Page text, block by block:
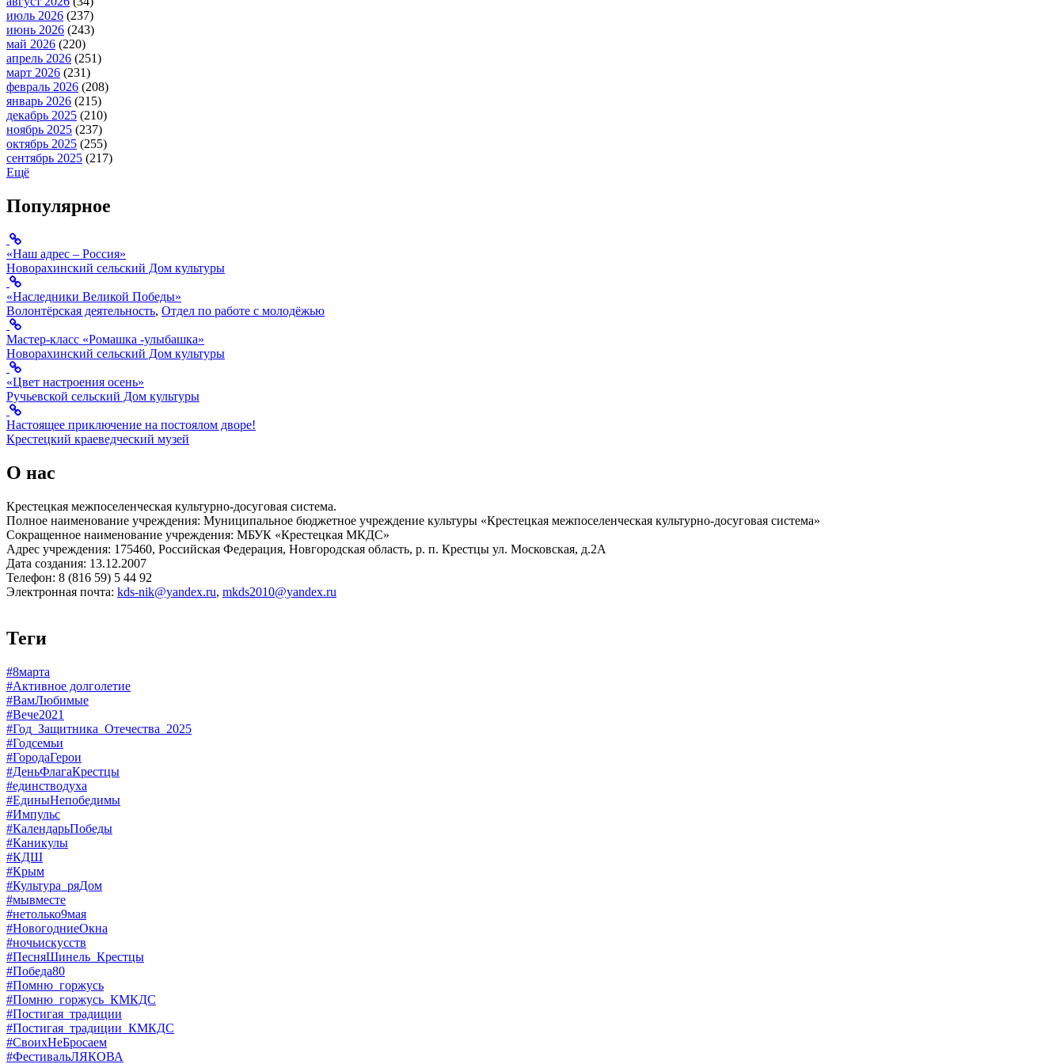
июль 2026 (237)
июнь 2026 (243)
май 2026 (220)
апрель 2026 (251)
март 2026 (231)
февраль 2026 (208)
январь 2026 (215)
декабрь 2025 (210)
ноябрь 2025 (237)
октябрь 2025 (255)
сентябрь 2025 (217)
Ещё
Популярное
«Наш адрес – Россия»
Новорахинский сельский Дом культуры
«Наследники Великой Победы»
Волонтёрская деятельность, Отдел по работе с молодёжью
Мастер-класс «Ромашка -улыбашка»
Новорахинский сельский Дом культуры
«Цвет настроения осень»
Ручьевской сельский Дом культуры
Настоящее приключение на постоялом дворе!
Крестецкий краеведческий музей
О нас
Крестецкая межпоселенческая культурно-досуговая система.
Полное наименование учреждения: Муниципальное бюджетное учреждение культуры «Крестецкая межпоселенческая культурно-досуговая система»
Сокращенное наименование учреждения: МБУК «Крестецкая МКДС»
Адрес учреждения: 175460, Российская Федерация, Новгородская область, р. п. Крестцы ул. Московская, д.2А
Дата создания: 13.12.2007
Телефон: 8 (816 59) 5 44 92
Электронная почта: kds-nik@yandex.ru, mkds2010@yandex.ru
Теги
#8марта
#Активное долголетие
#ВамЛюбимые
#Вече2021
#Год_Защитника_Отечества_2025
#Годсемьи
#ГородаГерои
#ДеньФлагаКрестцы
#единстводуха
#ЕдиныНепобедимы
#Импульс
#КалендарьПобеды
#Каникулы
#КДШ
#Крым
#Культура_ряДом
#мывместе
#нетолько9мая
#НовогодниеОкна
#ночьискусств
#ПесняШинель_Крестцы
#Победа80
#Помню_горжусь
#Помню_горжусь_КМКДС
#Постигая_традиции
#Постигая_традиции_КМКДС
#СвоихНеБросаем
#ФестивальЛЯКОВА